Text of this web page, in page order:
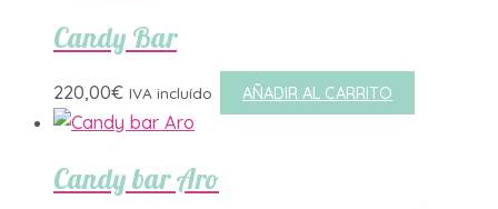
Candy Bar
220,00€ IVA incluído AÑADIR AL CARRITO
Candy bar Aro